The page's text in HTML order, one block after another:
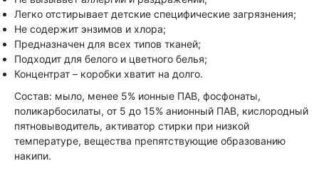
Легко отстирывает детские специфические загрязнения;
Не содержит энзимов и хлора;
Предназначен для всех типов тканей;
Подходит для белого и цветного белья;
Концентрат – коробки хватит на долго.
Состав: мыло, менее 5% ионные ПАВ, фосфонаты,
поликарбосилаты, от 5 до 15% анионный ПАВ, кислородный
пятновыводитель, активатор стирки при низкой
температуре, вещества препятствующие образованию
накипи.